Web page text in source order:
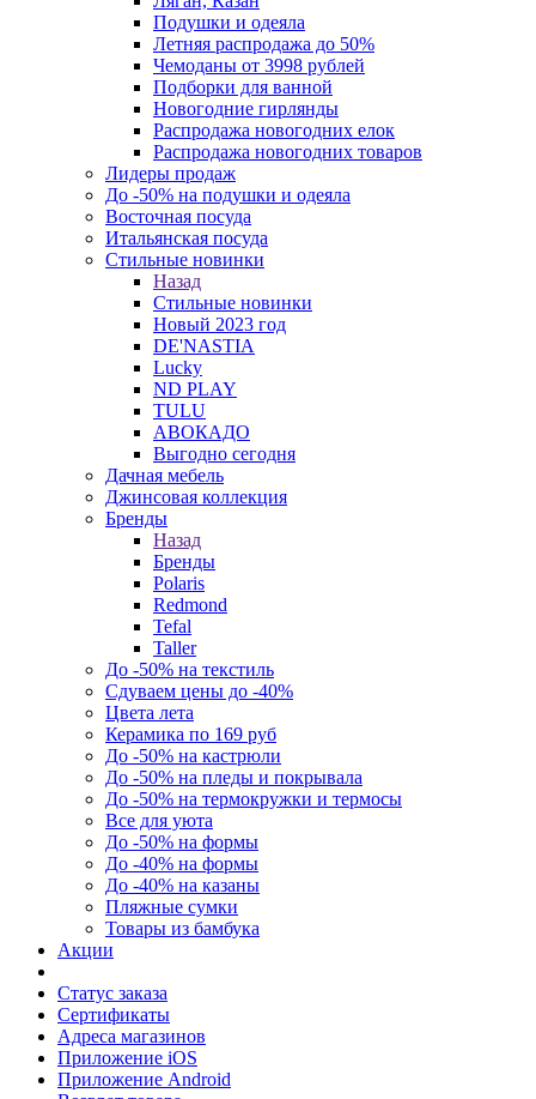
Подушки и одеяла
Летняя распродажа до 50%
Чемоданы от 3998 рублей
Подборки для ванной
Новогодние гирлянды
Распродажа новогодних елок
Распродажа новогодних товаров
Лидеры продаж
До -50% на подушки и одеяла
Восточная посуда
Итальянская посуда
Стильные новинки
Назад
Стильные новинки
Новый 2023 год
DE'NASTIA
Lucky
ND PLAY
TULU
АВОКАДО
Выгодно сегодня
Дачная мебель
Джинсовая коллекция
Бренды
Назад
Бренды
Polaris
Redmond
Tefal
Taller
До -50% на текстиль
Сдуваем цены до -40%
Цвета лета
Керамика по 169 руб
До -50% на кастрюли
До -50% на пледы и покрывала
До -50% на термокружки и термосы
Все для уюта
До -50% на формы
До -40% на формы
До -40% на казаны
Пляжные сумки
Товары из бамбука
Акции
Статус заказа
Сертификаты
Адреса магазинов
Приложение iOS
Приложение Android